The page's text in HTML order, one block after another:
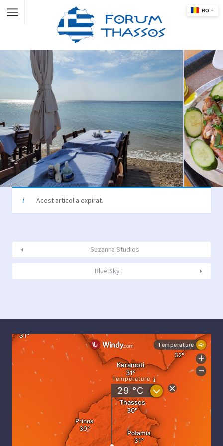
Acest articol a expirat.
Suzanna Studios
Blue Sky I